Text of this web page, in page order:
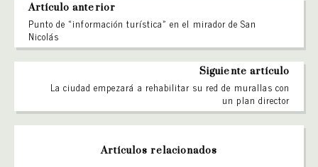
Artículo anterior
Punto de «información turística» en el mirador de San
Nicolás
Siguiente artículo
La ciudad empezará a rehabilitar su red de murallas con
un plan director
Artículos relacionados